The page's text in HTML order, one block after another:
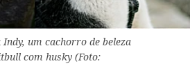
um cachorro de beleza
com husky (Foto: